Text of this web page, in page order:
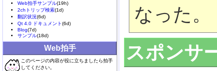
なった。
スポンサ
Web拍手サンプル(19h)
2chトリップ検索(1d)
翻訳状況(6d)
Qt 4.0 ドキュメント(6d)
Blog(7d)
サンプル(18d)
Web拍手
このページの内容が役に立ちましたら拍手
してください。